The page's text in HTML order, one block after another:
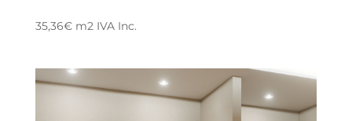
35,36€m2 IVA Inc.